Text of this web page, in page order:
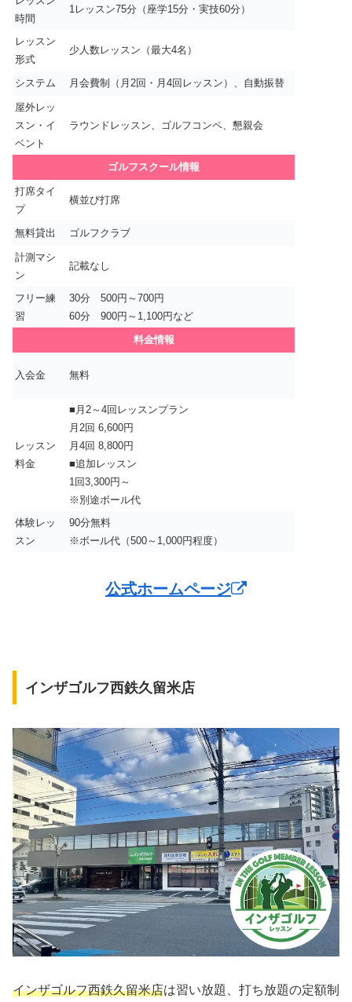
時間
1レッスン75分（座学15分・実技60分）
レッスン
形式
少人数レッスン（最大4名）
システム 月会費制（月2回・月4回レッスン）、自動振替
屋外レッ
スン・イ
ベント
ラウンドレッスン、ゴルフコンペ、懇親会
ゴルフスクール情報
打席タイ
プ
横並び打席
無料貸出 ゴルフクラブ
計測マシ
ン
記載なし
フリー練
習
30分 500円～700円
60分 900円～1,100円など
料金情報
入会金 無料
レッスン
料金
■月2～4回レッスンプラン
月2回 6,600円
月4回 8,800円
■追加レッスン
1回3,300円～
※別途ボール代
体験レッ
スン
90分無料
※ボール代（500～1,000円程度）
公式ホームページ
インザゴルフ西鉄久留米店
インザゴルフ西鉄久留米店は習い放題、打ち放題の定額制